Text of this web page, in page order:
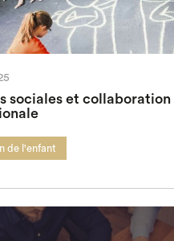
sociales et collaboration
de l'enfant